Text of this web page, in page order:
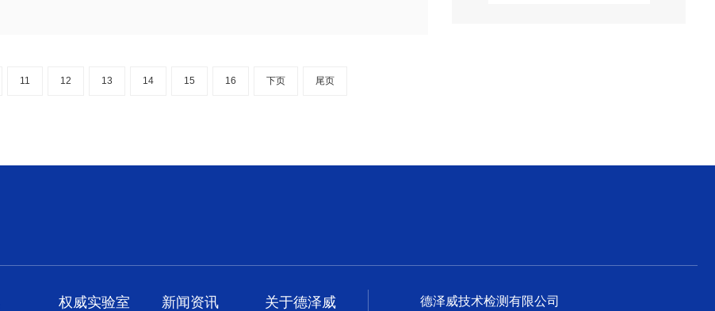
11 12 13 14 15 16 下页 尾页
权威实验室 新闻资讯 关于德泽威 德泽威技术检测有限公司